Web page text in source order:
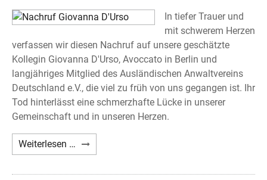
In tiefer Trauer und
mit schwerem Herzen
verfassen wir diesen Nachruf auf unsere geschätzte
Kollegin Giovanna D'Urso, Avoccato in Berlin und
langjähriges Mitglied des Ausländischen Anwaltvereins
Deutschland e.V., die viel zu früh von uns gegangen ist. Ihr
Tod hinterlässt eine schmerzhafte Lücke in unserer
Gemeinschaft und in unseren Herzen.
Weiterlesen … Nachruf
Giovanna
D'Urso